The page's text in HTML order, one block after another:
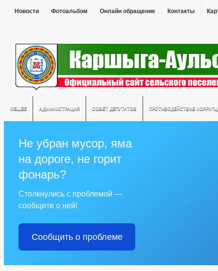
Новости Фотоальбом Онлайн обращение Контакты
ОБЩЕЕ АДМИНИСТРАЦИЯ СОВЕТ ДЕПУТАТОВ ПРОТИВОДЕЙСТВИЕ
Не убран мусор, яма
на дороге, не горит
фонарь?
Столкнулись с проблемой —
сообщите о ней!
Сообщить о проблеме